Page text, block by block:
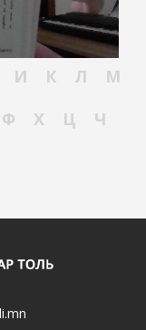
И К Л
М
Ф Х Ц
Ч